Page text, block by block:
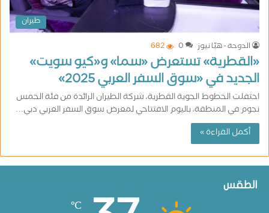
طيران
الدوحة - هيّا نيوز
0
682
«القطرية» تستعرض «سما» و«كيو سويت»
الجديد في «سوق السفر العربي 2025»
احتفلت الخطوط الجوية القطرية، شركة الطيران الرائدة من فئة الخمس
نجوم في المنطقة، باليوم الافتتاحي لمعرض سوق السفر العربي دبي…
أكمل القراءة »
الطقس
℃